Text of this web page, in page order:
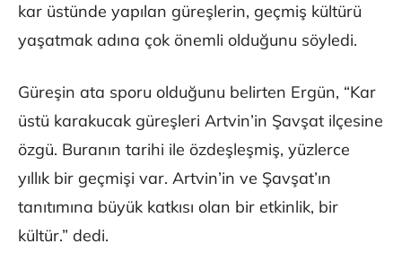
kar üstünde yapılan güreşlerin, geçmiş kültürü
yaşatmak adına çok önemli olduğunu söyledi.
Güreşin ata sporu olduğunu belirten Ergün, “Kar
üstü karakucak güreşleri Artvin’in Şavşat ilçesine
özgü. Buranın tarihi ile özdeşleşmiş, yüzlerce
yıllık bir geçmişi var. Artvin’in ve Şavşat’ın
tanıtımına büyük katkısı olan bir etkinlik, bir
kültür.” dedi.